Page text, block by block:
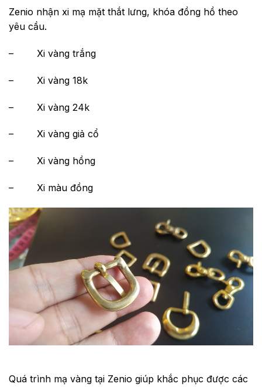
Zenio nhận xi mạ mặt thắt lưng, khóa đồng hồ theo
yêu cầu.
– Xi vàng trắng
– Xi vàng 18k
– Xi vàng 24k
– Xi vàng giả cổ
– Xi vàng hồng
– Xi màu đồng
Quá trình mạ vàng tại Zenio giúp khắc phục được các